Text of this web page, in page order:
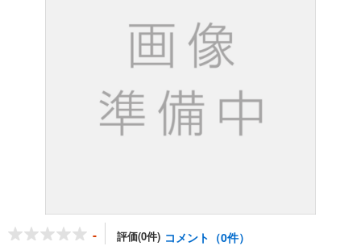
- 評価(0件) コメント（0件）